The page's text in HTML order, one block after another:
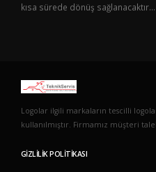
kısa sürede dönüş sağlanacaktır…
Logolar ilgili markaların tescilli
kullanılmıştır. Firmamız müşteri
GIZLILIK POLITIKASI